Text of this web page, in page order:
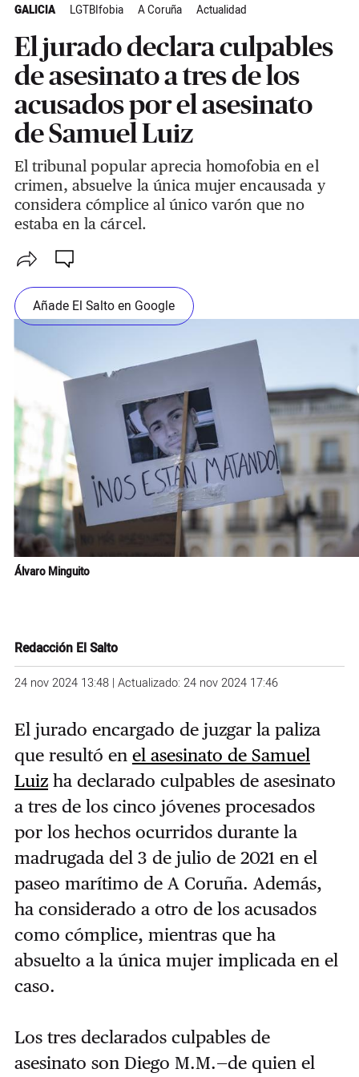
GALICIA LGTBIfobia A Coruña Actualidad
El jurado declara culpables
de asesinato a tres de los
acusados por el asesinato
de Samuel Luiz
El tribunal popular aprecia homofobia en el
crimen, absuelve la única mujer encausada y
considera cómplice al único varón que no
estaba en la cárcel.
Añade El Salto en Google
Álvaro Minguito
Redacción El Salto
24 nov 2024 13:48 | Actualizado: 24 nov 2024 17:46
El jurado encargado de juzgar la paliza
que resultó en el asesinato de Samuel
Luizha declarado culpables de asesinato
a tres de los cinco jóvenes procesados
por los hechos ocurridos durante la
madrugada del 3 de julio de 2021 en el
paseo marítimo de A Coruña. Además,
ha considerado a otro de los acusados
como cómplice, mientras que ha
absuelto a la única mujer implicada en el
caso.
Los tres declarados culpables de
asesinato son Diego M.M.—de quien el